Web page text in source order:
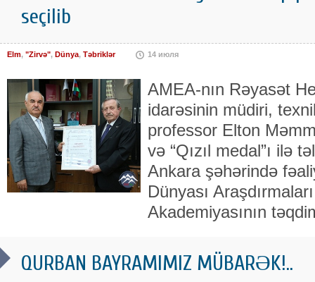
seçilib
Elm, "Zirvə", Dünya, Təbriklər 14 июля
AMEA-nın Rəyasət
idarəsinin müdiri,
professor Elton
və “Qızıl medal”ı ilə
Ankara şəhərində
Dünyası
Akademiyasının
QURBAN BAYRAMIMIZ MÜBARƏK!..